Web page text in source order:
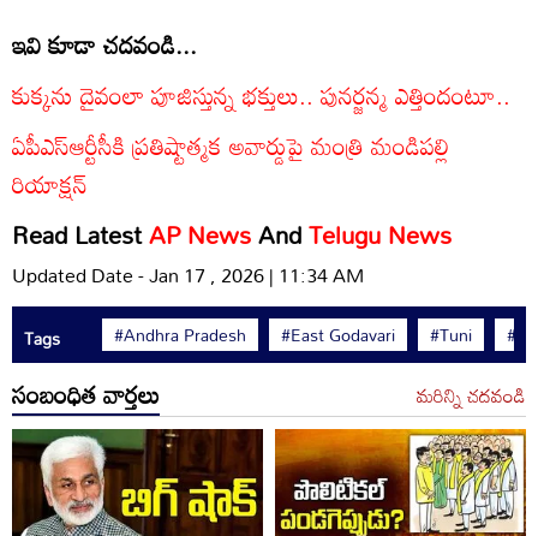
ఇవి కూడా చదవండి...
కుక్కను దైవంలా పూజిస్తున్న భక్తులు.. పునర్జన్మ ఎత్తిందంటూ..
ఏపీఎస్ఆర్టీసీకి ప్రతిష్టాత్మక అవార్డుపై మంత్రి మండిపల్లి
రియాక్షన్
Read LatestAP NewsAndTelugu News
Updated Date - Jan 17 , 2026 | 11:34 AM
Tags #Andhra Pradesh #East Godavari #Tuni
సంబంధిత వార్తలు మరిన్ని చదవండి